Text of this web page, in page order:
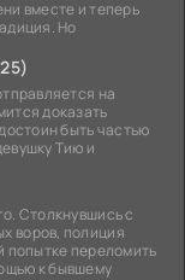
вместе и теперь
Но
на
доказать
быть частью
Тию и
Столкнувшись с
воров, полиция
попытке переломить
к бывшему